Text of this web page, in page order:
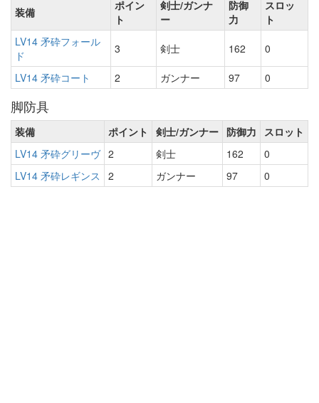
装備
ポイン
ト
剣士/ガンナ
ー
防御
力
スロッ
ト
LV14 矛砕フォール
ド
3 剣士 162 0
LV14 矛砕コート 2 ガンナー 97 0
脚防具
装備 ポイント 剣士/ガンナー 防御力
スロット
LV14 矛砕グリーヴ 2 剣士 162
0
LV14 矛砕レギンス
2 ガンナー 97 0